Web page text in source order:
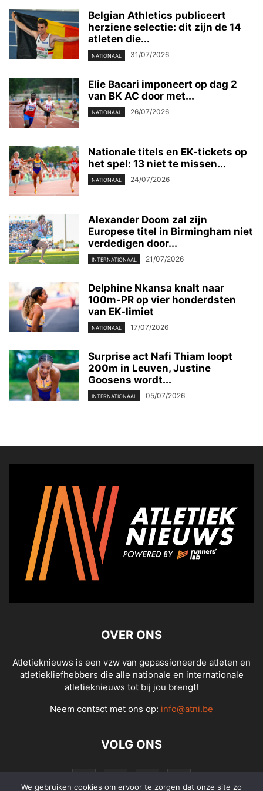
Belgian Athletics publiceert
herziene selectie: dit zijn de 14
atleten die...
NATIONAAL 31/07/2026
Elie Bacari imponeert op dag 2
van BK AC door met...
NATIONAAL 26/07/2026
Nationale titels en EK-tickets op
het spel: 13 niet te missen...
NATIONAAL 24/07/2026
Alexander Doom zal zijn
Europese titel in Birmingham niet
verdedigen door...
INTERNATIONAAL 21/07/2026
Delphine Nkansa knalt naar
100m-PR op vier honderdsten
van EK-limiet
NATIONAAL 17/07/2026
Surprise act Nafi Thiam loopt
200m in Leuven, Justine
Goosens wordt...
INTERNATIONAAL 05/07/2026
OVER ONS
Atletieknieuws is een vzw van gepassioneerde atleten en
atletiekliefhebbers die alle nationale en internationale
atletieknieuws tot bij jou brengt!
Neem contact met ons op: info@atni.be
VOLG ONS
We gebruiken cookies om ervoor te zorgen dat onze site zo